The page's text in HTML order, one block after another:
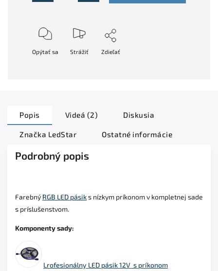
Opýtať sa Strážiť Zdieľať
Popis Videá (2) Diskusia
Značka LedStar Ostatné informácie
Podrobný popis
Farebný RGB LED pásiks nízkym príkonom v kompletnej sade
s príslušenstvom.
Komponenty sady:
Lrofesionálny LED pásik 12V s príkonom